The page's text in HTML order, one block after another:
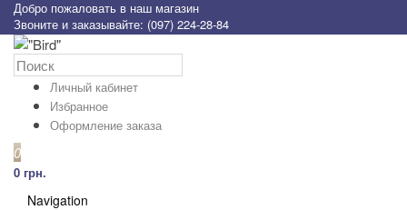
Добро пожаловать в наш магазин
Звоните и заказывайте: (097) 224-28-84
Личный кабинет
Избранное
Оформление заказа
0
0 грн.
Navigation